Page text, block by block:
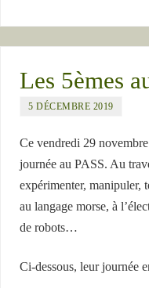
Les 5èmes
5 DÉCEMBRE 2019
Ce vendredi 29
journée au PASS. Au
expérimenter, manipuler,
au langage morse, à
de robots…
Ci-dessous, leur journée